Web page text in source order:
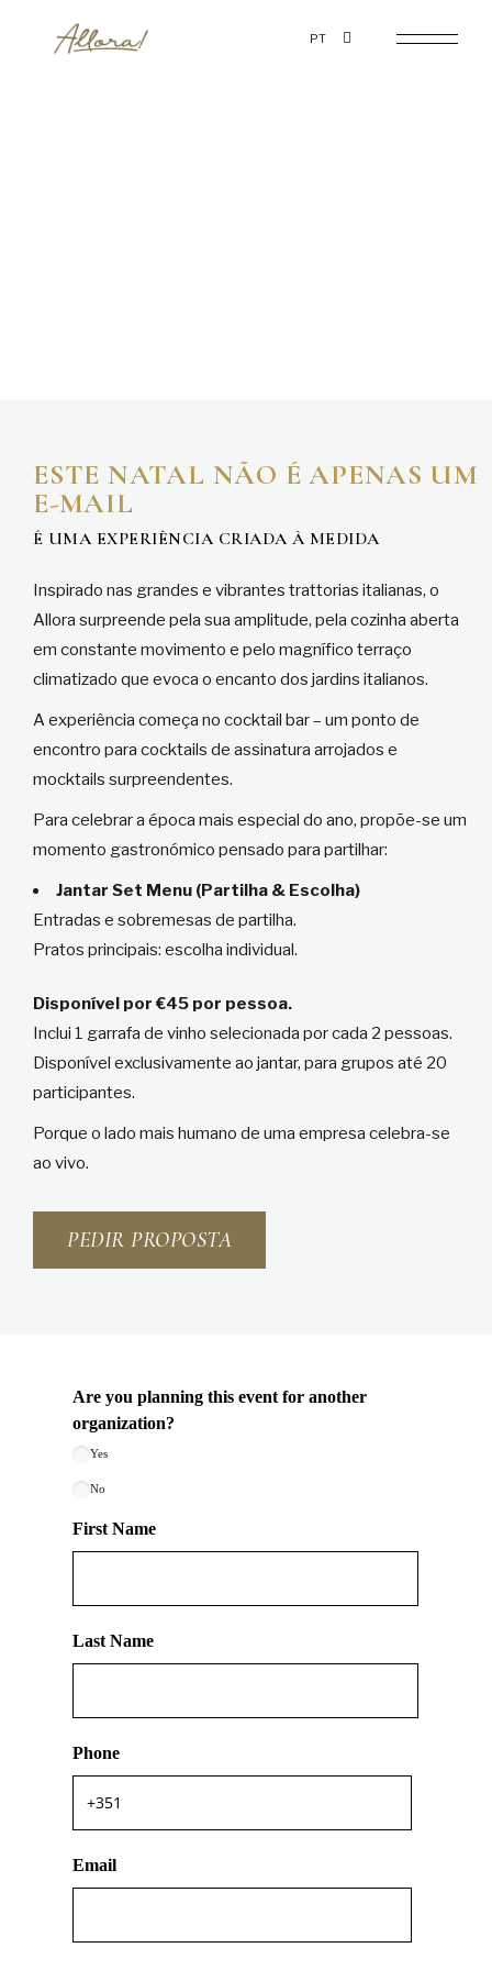
PT
ESTE NATAL NÃO É APENAS UM
E-MAIL
É UMA EXPERIÊNCIA CRIADA À MEDIDA
Inspirado nas grandes e vibrantes trattorias italianas, o
Allora surpreende pela sua amplitude, pela cozinha aberta
em constante movimento e pelo magnífico terraço
climatizado que evoca o encanto dos jardins italianos.
A experiência começa no cocktail bar – um ponto de
encontro para cocktails de assinatura arrojados e
mocktails surpreendentes.
Para celebrar a época mais especial do ano, propõe-se um
momento gastronómico pensado para partilhar:
Jantar Set Menu (Partilha & Escolha)
Entradas e sobremesas de partilha.
Pratos principais: escolha individual.
Disponível por €45 por pessoa.
Inclui 1 garrafa de vinho selecionada por cada 2 pessoas.
Disponível exclusivamente ao jantar, para grupos até 20
participantes.
Porque o lado mais humano de uma empresa celebra-se
ao vivo.
PEDIR PROPOSTA